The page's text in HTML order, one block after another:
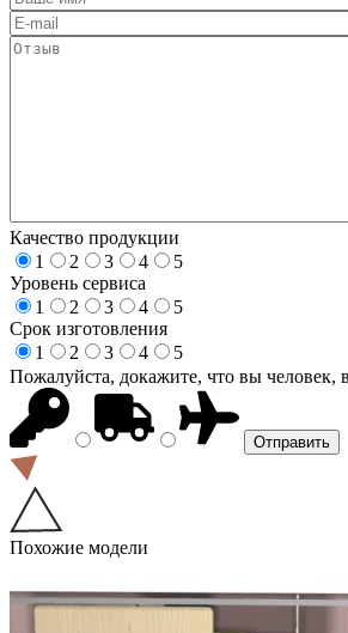
Качество продукции
1
2 3 4
5
Уровень сервиса
1
2 3 4
5
Срок изготовления
1
2 3 4
5
Пожалуйста, докажите, что вы человек,
Похожие модели